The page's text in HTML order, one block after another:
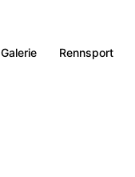
Galerie Rennsport